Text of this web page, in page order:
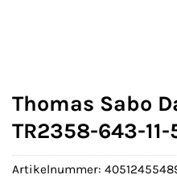
Thomas Sabo
TR2358-643-11-
Artikelnummer: